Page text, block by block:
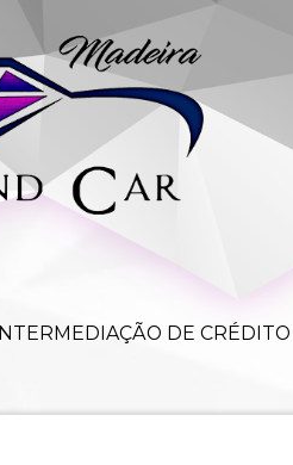
INTERMEDIAÇÃO DE
INTERMEDIAÇÃO DE CRÉDITO